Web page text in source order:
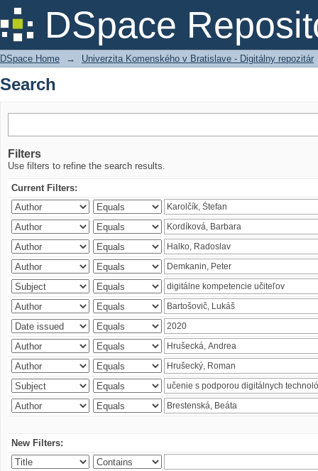
DSpace
Search
DSpace Home → Univerzita Komenského v Bratislave - Digitálny repozitár
Search
Filters
Use filters to refine the search results.
Current Filters:
New Filters: